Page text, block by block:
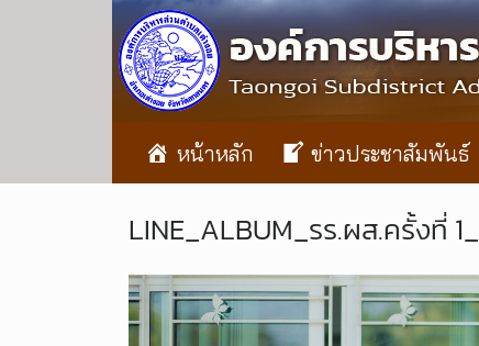
หน้าหลัก ข่าวประชาสัมพันธ์
LINE_ALBUM_รร.ผส.ครั้งที่